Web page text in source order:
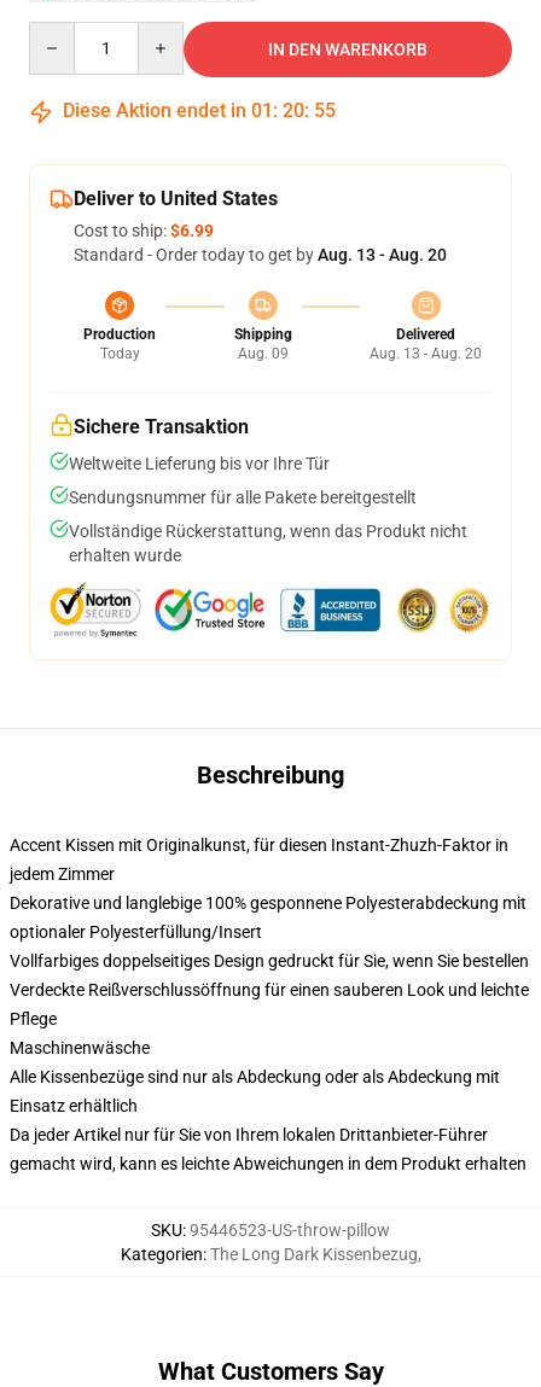
IN DEN WARENKORB
Diese Aktion endet in 01 : 20: 54
Deliver to United States
Cost to ship:$6.99
Standard - Order today to get byAug. 13 - Aug. 20
Production
Today
Shipping
Aug. 09
Delivered
Aug. 13 - Aug. 20
Sichere Transaktion
Weltweite Lieferung bis vor Ihre Tür
Sendungsnummer für alle Pakete bereitgestellt
Vollständige Rückerstattung, wenn das Produkt nicht
erhalten wurde
Beschreibung
Accent Kissen mit Originalkunst, für diesen Instant-Zhuzh-Faktor in
jedem Zimmer
Dekorative und langlebige 100% gesponnene Polyesterabdeckung mit
optionaler Polyesterfüllung/Insert
Vollfarbiges doppelseitiges Design gedruckt für Sie, wenn Sie bestellen
Verdeckte Reißverschlussöffnung für einen sauberen Look und leichte
Pflege
Maschinenwäsche
Alle Kissenbezüge sind nur als Abdeckung oder als Abdeckung mit
Einsatz erhältlich
Da jeder Artikel nur für Sie von Ihrem lokalen Drittanbieter-Führer
gemacht wird, kann es leichte Abweichungen in dem Produkt erhalten
SKU:95446523-US-throw-pillow
Kategorien:The Long Dark Kissenbezug,
What Customers Say